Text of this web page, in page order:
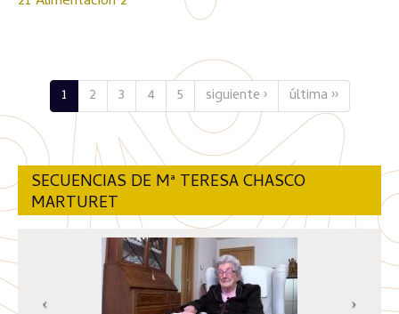
1 2 3 4 5 siguiente › última ››
SECUENCIAS DE Mª TERESA CHASCO
MARTURET